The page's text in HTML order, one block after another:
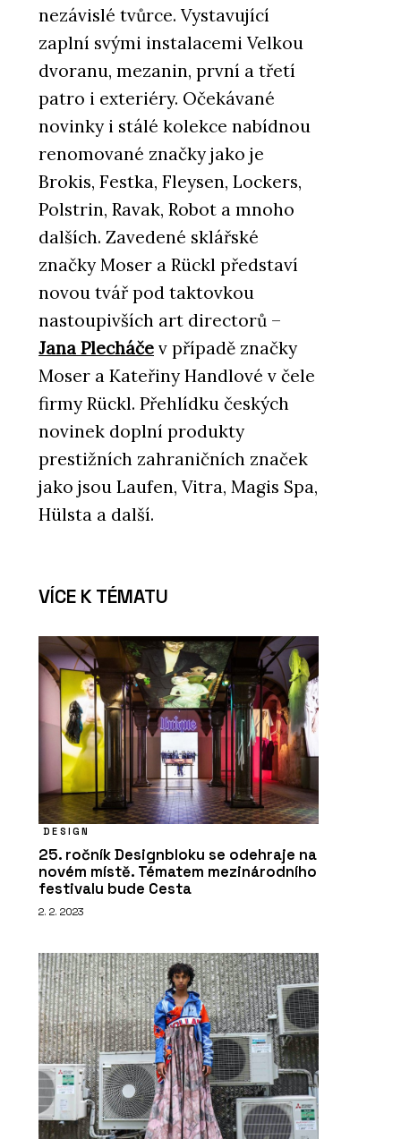
nezávislé tvůrce. Vystavující
zaplní svými instalacemi Velkou
dvoranu, mezanin, první a třetí
patro i exteriéry. Očekávané
novinky i stálé kolekce nabídnou
renomované značky jako je
Brokis, Festka, Fleysen, Lockers,
Polstrin, Ravak, Robot a mnoho
dalších. Zavedené sklářské
značky Moser a Rückl představí
novou tvář pod taktovkou
nastoupivších art directorů –
Jana Plecháče v případě značky
Moser a Kateřiny Handlové v čele
firmy Rückl. Přehlídku českých
novinek doplní produkty
prestižních zahraničních značek
jako jsou Laufen, Vitra, Magis Spa,
Hülsta a další.
VÍCE K TÉMATU
DESIGN
25. ročník Designbloku se odehraje na
novém místě. Tématem mezinárodního
festivalu bude Cesta
2. 2. 2023